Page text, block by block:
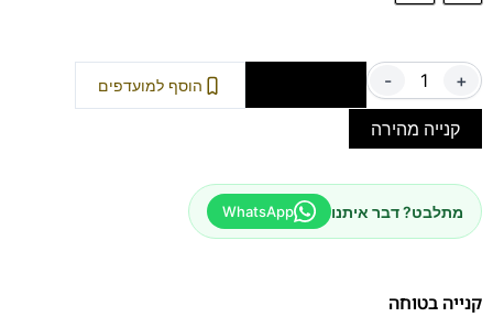
- + הוסף למועדפים
קנייה מהירה
מתלבט? דבר איתנו WhatsApp
קנייה בטוחה